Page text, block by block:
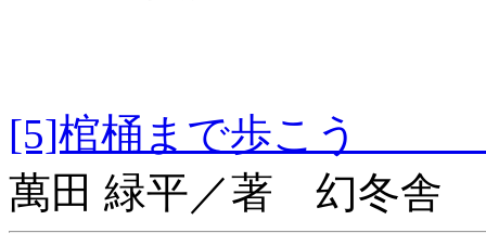
[5]棺桶まで歩こう
萬田 緑平／著 幻冬舎